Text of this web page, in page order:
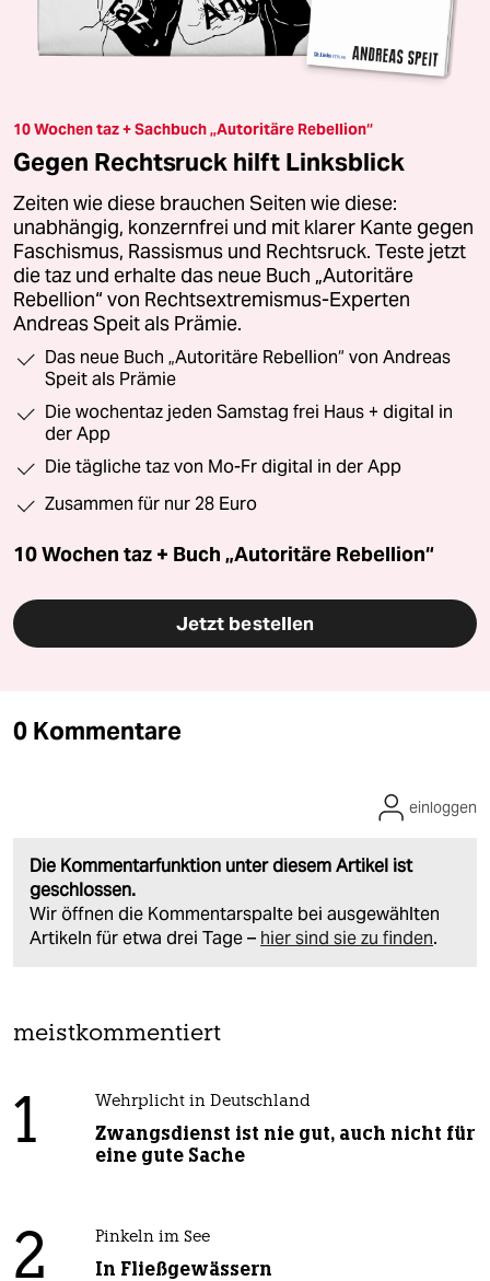
10 Wochen taz + Sachbuch „Autoritäre Rebellion“
Gegen Rechtsruck hilft Linksblick
Zeiten wie diese brauchen Seiten wie diese:
unabhängig, konzernfrei und mit klarer Kante gegen
Faschismus, Rassismus und Rechtsruck. Teste jetzt
die taz und erhalte das neue Buch „Autoritäre
Rebellion“ von Rechtsextremismus-Experten
Andreas Speit als Prämie.
Das neue Buch „Autoritäre Rebellion“ von Andreas
Speit als Prämie
Die wochentaz jeden Samstag frei Haus + digital in
der App
Die tägliche taz von Mo-Fr digital in der App
Zusammen für nur 28 Euro
10 Wochen taz + Buch „Autoritäre Rebellion“
Jetzt bestellen
0 Kommentare
Die Kommentarfunktion unter diesem Artikel ist
geschlossen.
Wir öffnen die Kommentarspalte bei ausgewählten
Artikeln für etwa drei Tage – hier sind sie zu finden.
einloggen
meistkommentiert
1 Wehrplicht in Deutschland
Zwangsdienst ist nie gut, auch nicht für
eine gute Sache
2 Pinkeln im See
In Fließgewässern